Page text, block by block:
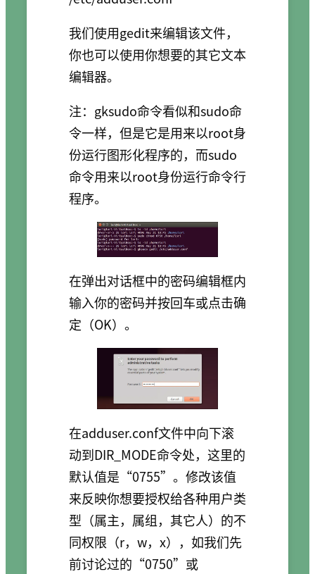
我们使用gedit来编辑该文件，
你也可以使用你想要的其它文本
编辑器。
注：gksudo命令看似和sudo命
令一样，但是它是用来以root身
份运行图形化程序的，而sudo
命令用来以root身份运行命令行
程序。
在弹出对话框中的密码编辑框内
输入你的密码并按回车或点击确
定（OK）。
在adduser.conf文件中向下滚
动到DIR_MODE命令处，这里的
默认值是“0755”。修改该值
来反映你想要授权给各种用户类
型（属主，属组，其它人）的不
同权限（r，w，x），如我们先
前讨论过的“0750”或